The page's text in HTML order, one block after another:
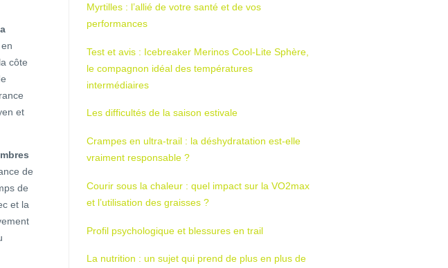
côte
et
de
de
et la
Myrtilles : l’allié de votre santé et de vos
performances
Test et avis : Icebreaker Merinos Cool-Lite Sphère,
le compagnon idéal des températures
intermédiaires
Les difficultés de la saison estivale
Crampes en ultra-trail : la déshydratation est-elle
vraiment responsable ?
Courir sous la chaleur : quel impact sur la VO2max
et l’utilisation des graisses ?
Profil psychologique et blessures en trail
La nutrition : un sujet qui prend de plus en plus de